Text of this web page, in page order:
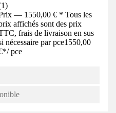
1)
— 1550,00 € * Tous les
affichés sont des prix
frais de livraison en sus
nécessaire par pce1550,00
*/ pce